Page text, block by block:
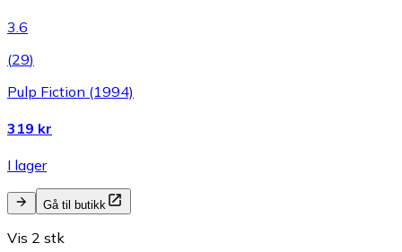
3.6
(29)
Pulp Fiction (1994)
319 kr
I lager
Gå til butikk
Vis 2 stk